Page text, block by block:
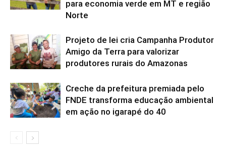
para economia verde em MT e região
Norte
Projeto de lei cria Campanha Produtor
Amigo da Terra para valorizar
produtores rurais do Amazonas
Creche da prefeitura premiada pelo
FNDE transforma educação ambiental
em ação no igarapé do 40